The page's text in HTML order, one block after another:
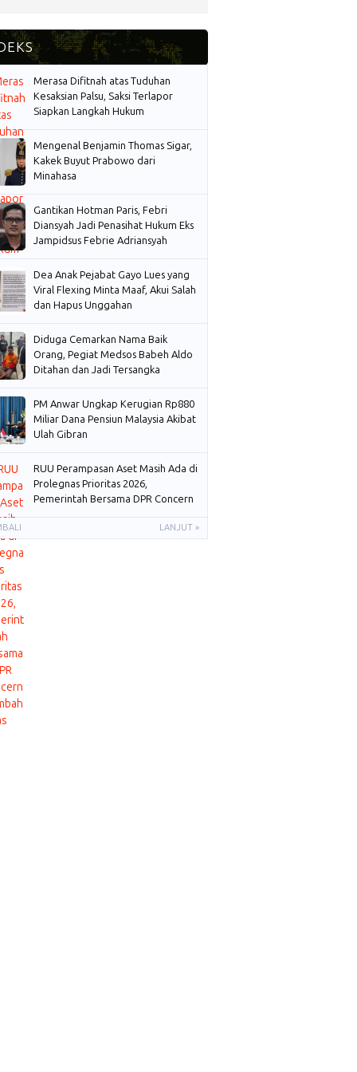
Merasa Difitnah atas Tuduhan
Kesaksian Palsu, Saksi Terlapor
Siapkan Langkah Hukum
Mengenal Benjamin Thomas Sigar,
Kakek Buyut Prabowo dari
Minahasa
Gantikan Hotman Paris, Febri
Diansyah Jadi Penasihat Hukum Eks
Jampidsus Febrie Adriansyah
Dea Anak Pejabat Gayo Lues yang
Viral Flexing Minta Maaf, Akui Salah
dan Hapus Unggahan
Diduga Cemarkan Nama Baik
Orang, Pegiat Medsos Babeh Aldo
Ditahan dan Jadi Tersangka
PM Anwar Ungkap Kerugian Rp880
Miliar Dana Pensiun Malaysia Akibat
Ulah Gibran
RUU Perampasan Aset Masih Ada di
Prolegnas Prioritas 2026,
Pemerintah Bersama DPR Concern
LANJUT »